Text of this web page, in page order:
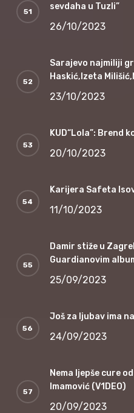
sevdaha u Tuzli”
26/10/2023
Sarajevo najmiliji
Haskić,Izeta
23/10/2023
KUD“Lola”: Brend
20/10/2023
Karijera Safeta
11/10/2023
Damir stiže u
Guardianovim
25/09/2023
Još za ljubav ima
24/09/2023
Nema ljepše cure
Imamović (V1DEO)
20/09/2023